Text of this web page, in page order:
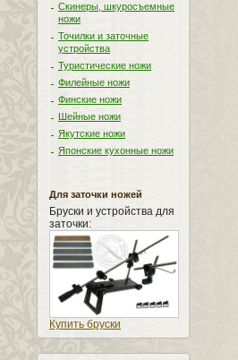
Скинеры, шкуросъемные
ножи
Точилки и заточные
устройства
Туристические ножи
Филейные ножи
Финские ножи
Шейные ножи
Якутские ножи
Японские кухонные ножи
Для заточки ножей
Бруски и устройства для
заточки:
Купить бруски